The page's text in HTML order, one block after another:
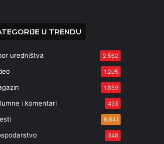
U TRENDU
uredništva 2.562
1.205
1.859
i komentari 433
6.841
348